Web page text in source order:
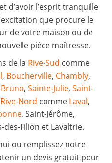
d’avoir l’esprit tranquille
que procure le
de votre maison ou de
pièce maîtresse.
de la Rive-Sud comme
, Boucherville, Chambly,
, Sainte-Julie, Saint-
Rive-Nord comme Laval,
, Saint-Jérôme,
des-Filion et Lavaltrie.
ou remplissez notre
un devis gratuit pour